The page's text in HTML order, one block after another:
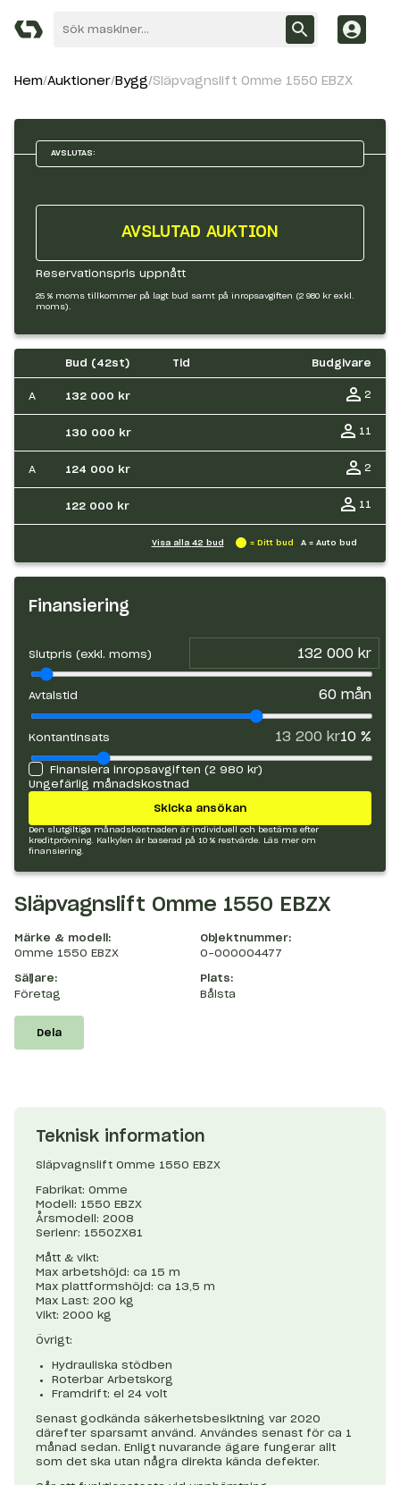
Hem Auktioner Bygg Släpvagnslift Omme 1550 EBZX
AVSLUTAS:
AVSLUTAD AUKTION
Reservationspris uppnått
25 % moms tillkommer på lagt bud samt på inropsavgiften (2 980 kr exkl.
moms).
Bud (42st) Tid Budgivare
A 132 000 kr 2
130 000 kr 11
A 124 000 kr 2
122 000 kr 11
Visa alla 42 bud = Ditt bud A = Auto bud
Finansiering
Slutpris (exkl. moms)
Avtalstid 60 mån
Kontantinsats 13 200 kr10 %
Finansiera inropsavgiften (2 980 kr)
Ungefärlig månadskostnad
Skicka ansökan
Den slutgiltiga månadskostnaden är individuell och bestäms efter
kreditprövning. Kalkylen är baserad på 10 % restvärde.
Läs mer om
finansiering.
Släpvagnslift Omme 1550 EBZX
Märke & modell:
Omme 1550 EBZX
Objektnummer:
O-000004477
Säljare:
Företag
Plats:
Bålsta
Dela
Teknisk information
Släpvagnslift Omme 1550 EBZX
Fabrikat: Omme
Modell: 1550 EBZX
Årsmodell: 2008
Serienr: 1550ZX81
Mått & vikt:
Max arbetshöjd: ca 15 m
Max plattformshöjd: ca 13,5 m
Max Last: 200 kg
Vikt: 2000 kg
Övrigt:
Hydrauliska stödben
Roterbar Arbetskorg
Framdrift: el 24 volt
Senast godkända säkerhetsbesiktning var 2020
därefter sparsamt använd. Användes senast för ca 1
månad sedan. Enligt nuvarande ägare fungerar allt
som det ska utan några direkta kända defekter.